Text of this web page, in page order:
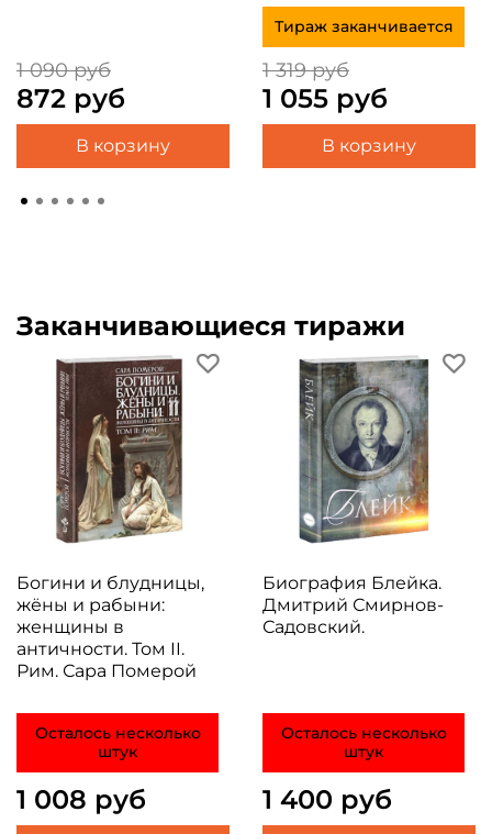
1 090 руб
872 руб
В корзину
Тираж заканчивается
1 319 руб
1 055 руб
В корзину
Заканчивающиеся тиражи
Богини и блудницы,
жёны и рабыни:
женщины в
античности. Том II.
Рим. Сара Померой
Осталось несколько
штук
1 008 руб
Биография Блейка.
Дмитрий Смирнов-
Садовский.
Осталось несколько
штук
1 400 руб